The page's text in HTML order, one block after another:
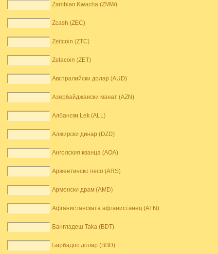
Zambian Kwacha (ZMW)
Zcash (ZEC)
Zeitcoin (ZTC)
Zetacoin (ZET)
Австралийски долар (AUD)
Азербайджански манат (AZN)
Албански Lek (ALL)
Алжирски динар (DZD)
Анголския кванца (AOA)
Аржентинско песо (ARS)
Арменски драм (AMD)
Афганистанската афганистанец (AFN)
Бангладеш Taka (BDT)
Барбадос долар (BBD)